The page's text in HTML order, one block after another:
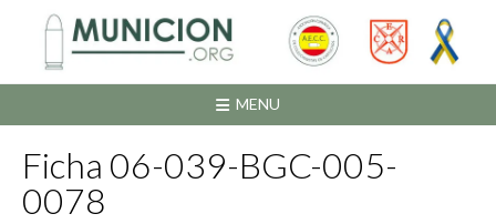
contenido
MENU
Ficha 06-039-BGC-005-
0078